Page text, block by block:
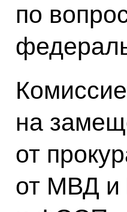
по
на
от
от МВД и